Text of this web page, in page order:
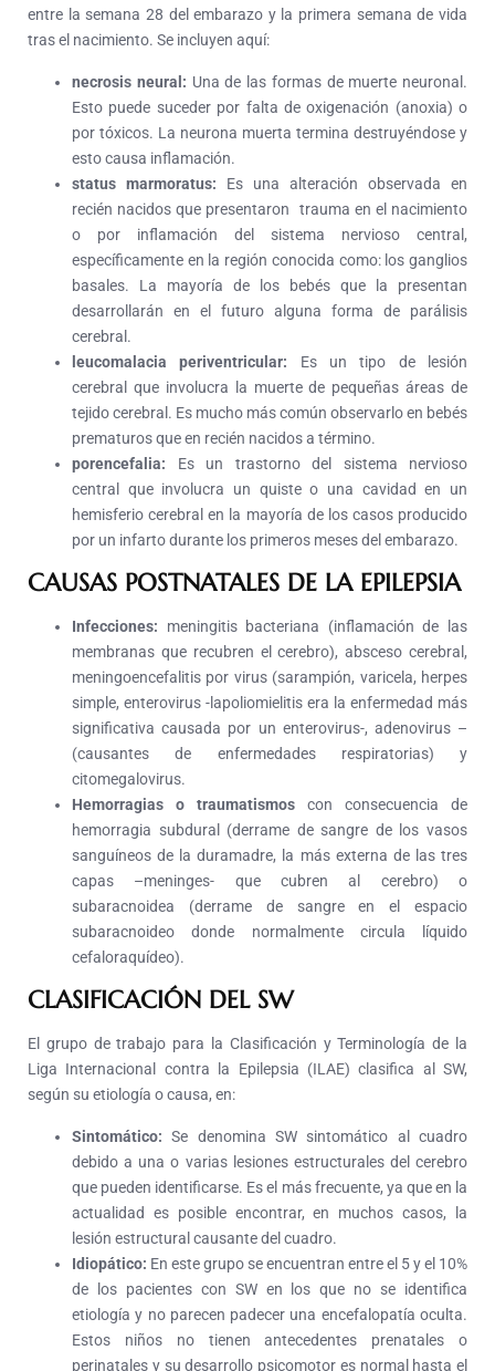
entre la semana 28 del embarazo y la primera semana de vida
tras el nacimiento. Se incluyen aquí:
necrosis neural: Una de las formas de muerte neuronal.
Esto puede suceder por falta de oxigenación (anoxia) o
por tóxicos. La neurona muerta termina destruyéndose y
esto causa inflamación.
status marmoratus: Es una alteración observada en
recién nacidos que presentaron trauma en el nacimiento
o por inflamación del sistema nervioso central,
específicamente en la región conocida como: los ganglios
basales. La mayoría de los bebés que la presentan
desarrollarán en el futuro alguna forma de parálisis
cerebral.
leucomalacia periventricular: Es un tipo de lesión
cerebral que involucra la muerte de pequeñas áreas de
tejido cerebral. Es mucho más común observarlo en bebés
prematuros que en recién nacidos a término.
porencefalia: Es un trastorno del sistema nervioso
central que involucra un quiste o una cavidad en un
hemisferio cerebral en la mayoría de los casos producido
por un infarto durante los primeros meses del embarazo.
CAUSAS POSTNATALES DE LA EPILEPSIA
Infecciones: meningitis bacteriana (inflamación de las
membranas que recubren el cerebro), absceso cerebral,
meningoencefalitis por virus (sarampión, varicela, herpes
simple, enterovirus -lapoliomielitis era la enfermedad más
significativa causada por un enterovirus-, adenovirus –
(causantes de enfermedades respiratorias) y
citomegalovirus.
Hemorragias o traumatismos con consecuencia de
hemorragia subdural (derrame de sangre de los vasos
sanguíneos de la duramadre, la más externa de las tres
capas –meninges- que cubren al cerebro) o
subaracnoidea (derrame de sangre en el espacio
subaracnoideo donde normalmente circula líquido
cefaloraquídeo).
CLASIFICACIÓN DEL SW
El grupo de trabajo para la Clasificación y Terminología de la
Liga Internacional contra la Epilepsia (ILAE) clasifica al SW,
según su etiología o causa, en:
Sintomático: Se denomina SW sintomático al cuadro
debido a una o varias lesiones estructurales del cerebro
que pueden identificarse. Es el más frecuente, ya que en la
actualidad es posible encontrar, en muchos casos, la
lesión estructural causante del cuadro.
Idiopático: En este grupo se encuentran entre el 5 y el 10%
de los pacientes con SW en los que no se identifica
etiología y no parecen padecer una encefalopatía oculta.
Estos niños no tienen antecedentes prenatales o
perinatales y su desarrollo psicomotor es normal hasta el